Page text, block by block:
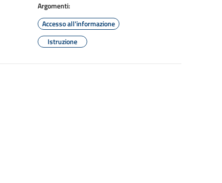
Argomenti:
Accesso all'informazione
Istruzione